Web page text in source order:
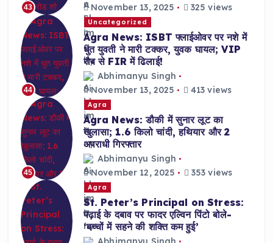
43
November 13, 2025
325 views
44
Uncategorized
Agra News: ISBT फ्लाईओवर पर नशे में
धुत युवती ने मारी टक्कर, युवक घायल; VIP
रौब से FIR में ढिलाई!
Abhimanyu Singh
November 13, 2025
413 views
45
Agra
Agra News: डौकी में सुनार लूट का
खुलासा; 1.6 किलो चांदी, हथियार और 2
अपराधी गिरफ्तार
Abhimanyu Singh
November 12, 2025
353 views
Agra
St. Peter’s Principal on Stress:
पढ़ाई के दबाव पर फादर एल्विन पिंटो बोले-
‘बच्चों में सहने की शक्ति कम हुई’